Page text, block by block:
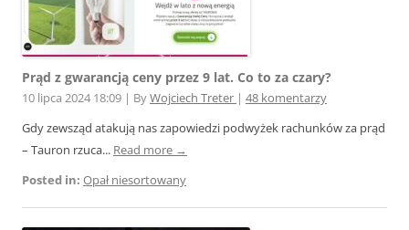
Prąd z gwarancją ceny przez 9 lat. Co to za czary?
10 lipca 2024 18:09 | ByWojciech Treter | 48 komentarzy
Gdy zewsząd atakują nas zapowiedzi podwyżek rachunków za prąd
– Tauron rzuca... Read more →
Posted in: Opał niesortowany